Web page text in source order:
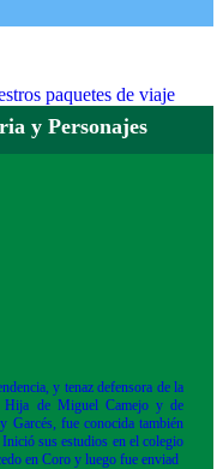
paquetes de viaje
y Personajes
y tenaz defensora de la
Hija de Miguel Camejo y de
Garcés, fue conocida también
sus estudios en el colegio
en Coro y luego fue enviad